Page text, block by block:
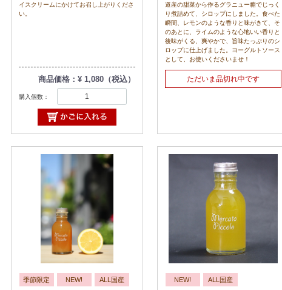
イスクリームにかけてお召し上がりくださ
い。
商品価格：¥ 1,080（税込）
購入個数：
道産の甜菜から作るグラニュー糖でじっく
り煮詰めて、シロップにしました。食べた
瞬間、レモンのような香りと味がきて、そ
のあとに、ライムのような心地いい香りと
後味がくる、爽やかで、旨味たっぷりのシ
ロップに仕上げました。ヨーグルトソース
として、お使いくださいませ！
ただいま品切れ中です
季節限定 NEW! ALL国産 NEW! ALL国産